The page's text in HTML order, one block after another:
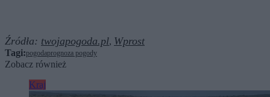
Źródła: twojapogoda.pl, Wprost
Tagi:pogodaprognoza pogody
Zobacz również
Kraj